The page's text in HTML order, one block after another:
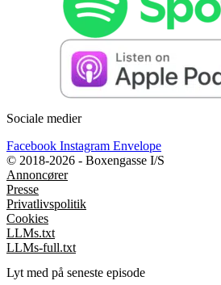
Sociale medier
Facebook Instagram Envelope
© 2018-2026 - Boxengasse I/S
Annoncører
Presse
Privatlivspolitik
Cookies
LLMs.txt
LLMs-full.txt
Lyt med på seneste episode